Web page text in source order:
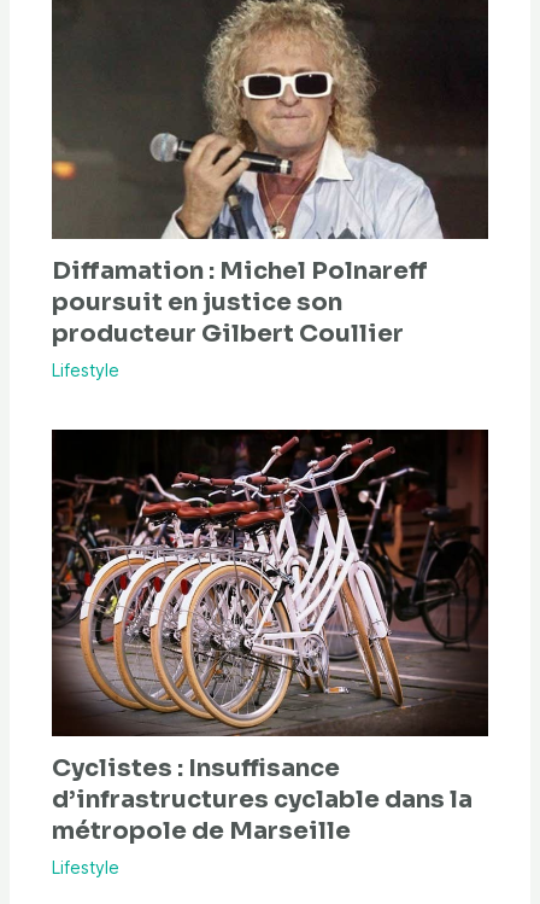
Diffamation : Michel Polnareff
poursuit en justice son
producteur Gilbert Coullier
Lifestyle
Cyclistes : Insuffisance
d’infrastructures cyclable dans la
métropole de Marseille
Lifestyle